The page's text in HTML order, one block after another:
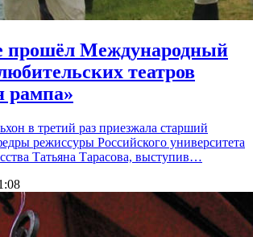
прошёл Международный
театров
рампа»
в третий раз приезжала старший
режиссуры Российского университета
Татьяна Тарасова, выступив…